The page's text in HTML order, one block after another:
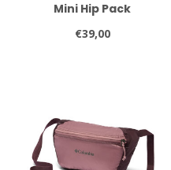
Mini Hip Pack
€39,00